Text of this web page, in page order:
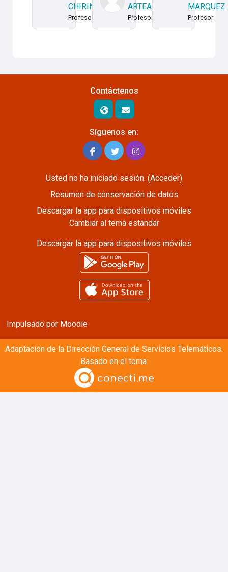
CHIRINOS
Profesor
ARTEAGA
Profesor
MARQUEZ
Profesor
Contáctenos
Síguenos en:
Usted no ha iniciado sesión. (Acceder)
Resumen de conservación de datos
Descargar la app para dispositivos móviles
Cambiar al tema estándar
Descargar la app para dispositivos móviles
Impulsado por Moodle
Adaptación de la Dirección General de Servicios Telemáticos.
Basado en el tema: